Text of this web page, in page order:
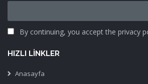
By continuing, you accept the privacy
HIZLI LINKLER
Anasayfa